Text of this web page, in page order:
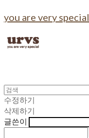
you are very special
수정하기
삭제하기
글쓴이